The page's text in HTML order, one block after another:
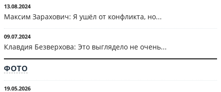
13.08.2024
Максим Зарахович: Я ушёл от конфликта, но...
09.07.2024
Клавдия Безверхова: Это выглядело не очень...
ФОТО
19.05.2026